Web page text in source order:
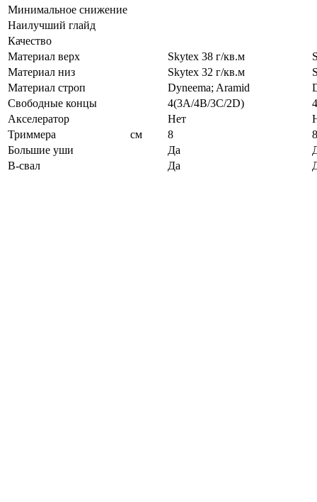
Минимальное снижение
Наилучший глайд
Качество
Материал верх
Skytex 38 г/кв.м
Материал низ
Skytex 32 г/кв.м
Материал строп
Dyneema; Aramid
Свободные концы
4(3A/4B/3C/2D)
Акселератор
Нет
Триммера
см 8
8
Большие уши
Да
B-свал
Да